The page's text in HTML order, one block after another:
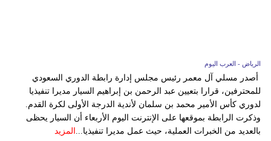
الرياض - العرب اليوم
أصدر مسلي آل معمر رئيس مجلس إدارة رابطة الدوري السعودي
للمحترفين، قرارا بتعيين عبد الرحمن بن إبراهيم السيار مديرا تنفيذيا
لدوري كأس الأمير محمد بن سلمان لأندية الدرجة الأولى لكرة القدم.
وذكرت الرابطة بموقعها على الإنترنت اليوم الأربعاء أن السيار يحظى
بالعديد من الخبرات العملية، حيث عمل مديرا تنفيذيا...
المزيد